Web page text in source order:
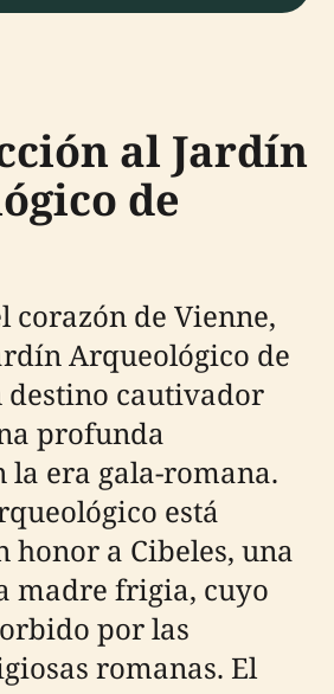
al Jardín
de
corazón de Vienne,
Arqueológico de
destino cautivador
profunda
era gala-romana.
está
honor a Cibeles, una
madre frigia, cuyo
por las
romanas. El